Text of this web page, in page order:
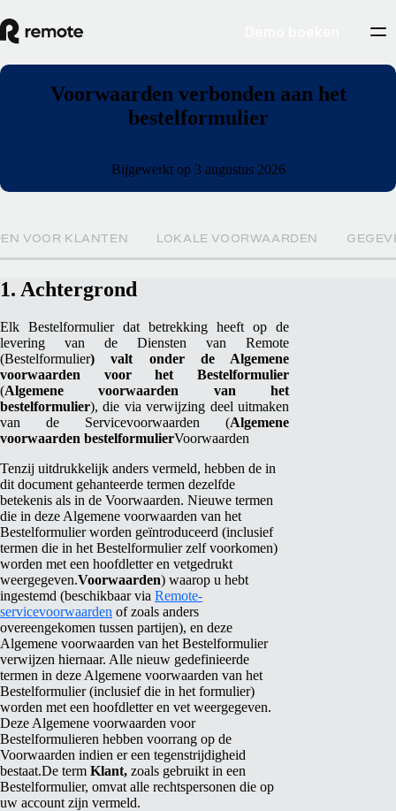
Voorwaarden verbonden aan het
bestelformulier
Bijgewerkt op 3 augustus 2026
VOOR KLANTEN LOKALE VOORWAARDEN
1. Achtergrond
Elk Bestelformulier dat betrekking heeft op de
levering van de Diensten van Remote
(Bestelformulier) valt onder de Algemene
voorwaarden voor het Bestelformulier
(Algemene voorwaarden van het
bestelformulier), die via verwijzing deel uitmaken
van de Servicevoorwaarden (Algemene
voorwaarden bestelformulierVoorwaarden
Tenzij uitdrukkelijk anders vermeld, hebben de in
dit document gehanteerde termen dezelfde
betekenis als in de Voorwaarden. Nieuwe termen
die in deze Algemene voorwaarden van het
Bestelformulier worden geïntroduceerd (inclusief
termen die in het Bestelformulier zelf voorkomen)
worden met een hoofdletter en vetgedrukt
weergegeven.Voorwaarden) waarop u hebt
ingestemd (beschikbaar via Remote-
servicevoorwaarden of zoals anders
overeengekomen tussen partijen), en deze
Algemene voorwaarden van het Bestelformulier
verwijzen hiernaar. Alle nieuw gedefinieerde
termen in deze Algemene voorwaarden van het
Bestelformulier (inclusief die in het formulier)
worden met een hoofdletter en vet weergegeven.
Deze Algemene voorwaarden voor
Bestelformulieren hebben voorrang op de
Voorwaarden indien er een tegenstrijdigheid
bestaat.De term Klant, zoals gebruikt in een
Bestelformulier, omvat alle rechtspersonen die op
uw account zijn vermeld.